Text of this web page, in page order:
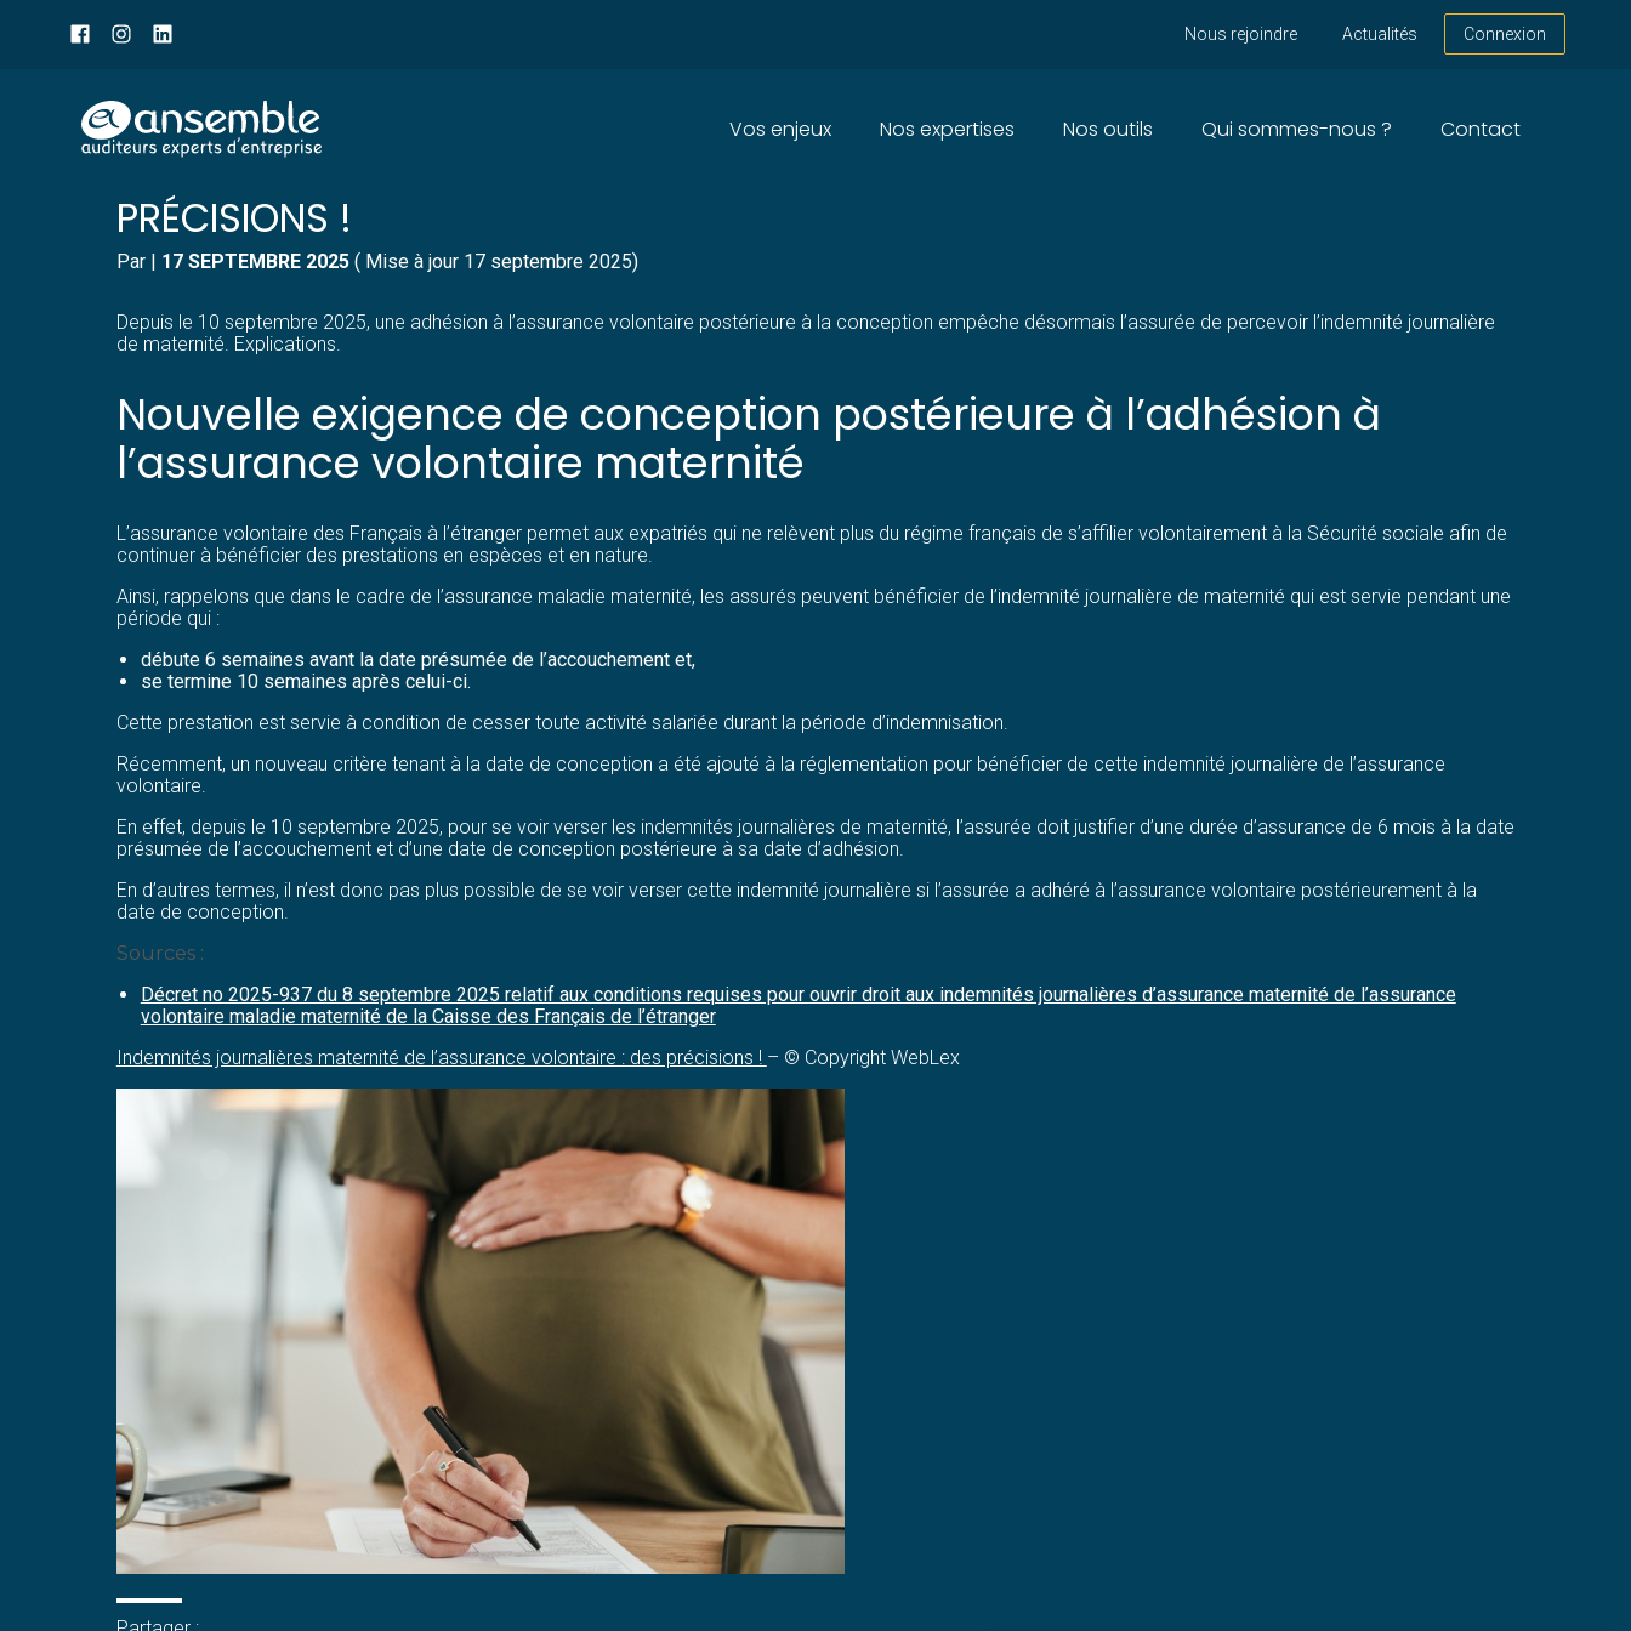
header
Nous rejoindre Actualités Connexion
Aller
au
Principal
Vos enjeux Nos expertises Nos outils Qui sommes-nous ? Contact
INDEMNITÉS JOURNALIÈRES MATERNITÉ DE L’ASSURANCE VOLONTAIRE : DES
PRÉCISIONS !
Par | 17 SEPTEMBRE 2025( Mise à jour 17 septembre 2025)
Depuis le 10 septembre 2025, une adhésion à l’assurance volontaire postérieure à la conception empêche désormais l’assurée de percevoir l’indemnité journalière
de maternité. Explications.
Nouvelle exigence de conception postérieure à l’adhésion à
l’assurance volontaire maternité
L’assurance volontaire des Français à l’étranger permet aux expatriés qui ne relèvent plus du régime français de s’affilier volontairement à la Sécurité sociale afin de
continuer à bénéficier des prestations en espèces et en nature.
Ainsi, rappelons que dans le cadre de l’assurance maladie maternité, les assurés peuvent bénéficier de l’indemnité journalière de maternité qui est servie pendant une
période qui :
débute 6 semaines avant la date présumée de l’accouchement et,
se termine 10 semaines après celui-ci.
Cette prestation est servie à condition de cesser toute activité salariée durant la période d’indemnisation.
Récemment, un nouveau critère tenant à la date de conception a été ajouté à la réglementation pour bénéficier de cette indemnité journalière de l’assurance
volontaire.
En effet, depuis le 10 septembre 2025, pour se voir verser les indemnités journalières de maternité, l’assurée doit justifier d’une durée d’assurance de 6 mois à la date
présumée de l’accouchement et d’une date de conception postérieure à sa date d’adhésion.
En d’autres termes, il n’est donc pas plus possible de se voir verser cette indemnité journalière si l’assurée a adhéré à l’assurance volontaire postérieurement à la
date de conception.
Sources :
Décret no 2025-937 du 8 septembre 2025 relatif aux conditions requises pour ouvrir droit aux indemnités journalières d’assurance maternité de l’assurance
volontaire maladie maternité de la Caisse des Français de l’étranger
Indemnités journalières maternité de l’assurance volontaire : des précisions ! – © Copyright WebLex